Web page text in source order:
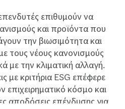
επιθυμούν να
και προϊόντα που
την βιωσιμότητα και
τους νέους κανονισμούς
με την κλιματική αλλαγή.
με κριτήρια ESG επέφερε
επιχειρηματικό κόσμο και
αποδόσεις επένδυσης για